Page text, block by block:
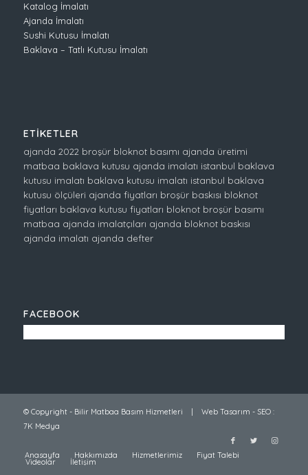
Katalog İmalatı
Ajanda İmalatı
Sushi Kutusu İmalatı
Baklava – Tatlı Kutusu İmalatı
ETİKETLER
ajanda 2022 broşür bloknot basımı ajanda üretimi
matbaa baklava kutusu ajanda imalatı istanbul baklava
kutusu imalatı baklava kutusu imalatı istanbul baklava
kutusu ölçüleri ajanda fiyatları broşür baskısı bloknot
fiyatları baklava kutusu fiyatları bloknot broşür basımı
matbaa ajanda imalatçıları ajanda bloknot baskısı
ajanda imalatı ajanda defter
FACEBOOK
© Copyright - Bilir Matbaa Basım Hizmetleri | Web Tasarım - SEO:
7K Medya
Anasayfa Hakkımızda Hizmetlerimiz Fiyat Talebi
Videolar İletişim